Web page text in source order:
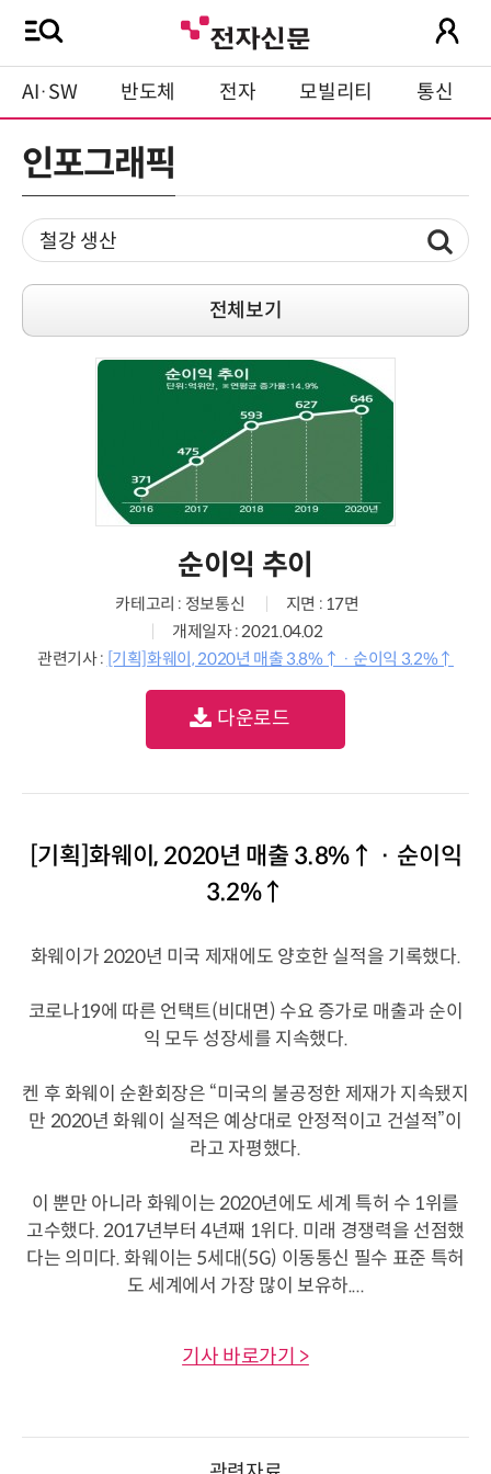
AI·SW 반도체 전자 모빌리티 통신
인포그래픽
전체보기
순이익 추이
카테고리 : 정보통신
지면 : 17면
개제일자 : 2021.04.02
관련기사 : [기획]화웨이, 2020년 매출 3.8%↑ · 순이익 3.2%↑
다운로드
[기획]화웨이, 2020년 매출 3.8%↑ · 순이익
3.2%↑
화웨이가 2020년 미국 제재에도 양호한 실적을 기록했다.
코로나19에 따른 언택트(비대면) 수요 증가로 매출과 순이
익 모두 성장세를 지속했다.
켄 후 화웨이 순환회장은 “미국의 불공정한 제재가 지속됐지
만 2020년 화웨이 실적은 예상대로 안정적이고 건설적”이
라고 자평했다.
이 뿐만 아니라 화웨이는 2020년에도 세계 특허 수 1위를
고수했다. 2017년부터 4년째 1위다. 미래 경쟁력을 선점했
다는 의미다. 화웨이는 5세대(5G) 이동통신 필수 표준 특허
도 세계에서 가장 많이 보유하....
기사 바로가기 >